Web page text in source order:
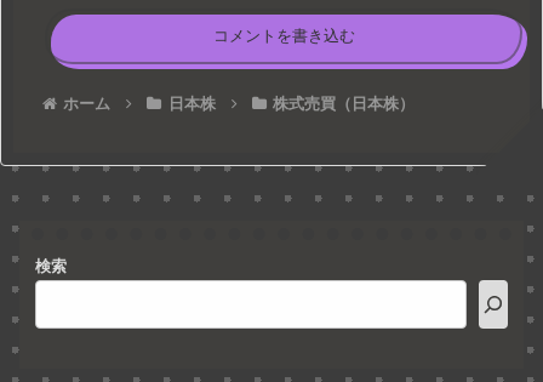
コメントを書き込む
ホーム 日本株 株式売買（日本株）
検索